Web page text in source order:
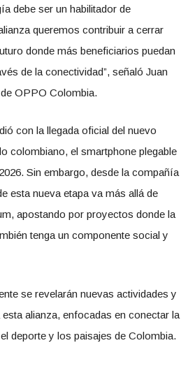
debe ser un habilitador de
queremos contribuir a cerrar
donde más beneficiarios puedan
de la conectividad”, señaló Juan
OPPO Colombia.
con la llegada oficial del nuevo
colombiano, el smartphone plegable
Sin embargo, desde la compañía
esta nueva etapa va más allá de
apostando por proyectos donde la
tenga un componente social y
se revelarán nuevas actividades y
alianza, enfocadas en conectar la
deporte y los paisajes de Colombia.